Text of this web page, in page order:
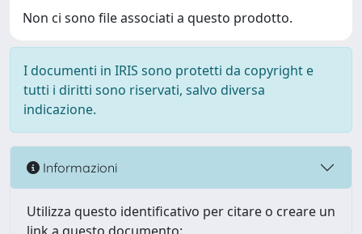
Non ci sono file associati a questo prodotto.
I documenti in IRIS sono protetti da copyright e
tutti i diritti sono riservati, salvo diversa
indicazione.
Informazioni
Utilizza questo identificativo per citare o creare un